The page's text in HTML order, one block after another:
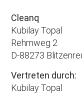
Cleanq
Kubilay Topal
Rehmweg 2
D-88273
Vertreten durch:
Kubilay Topal